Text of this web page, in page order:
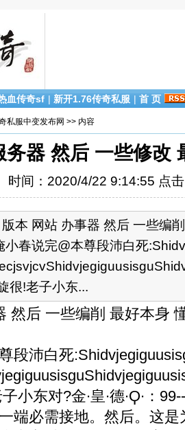
血传奇sf | 新开1.76传奇私服 | 首 页
私服中变发布网 >> 内容
务器 然后 一些修改
时间：2020/4/22 9:14:55 点
版本 网站 办事器 然后 一些编
小春说完@本尊段沛白死
很!老子小东...
然后 一些编削 最好本身
段沛白死
小东对?金∙皇∙德∙Ϙ∙：
端必需接地。然后。这